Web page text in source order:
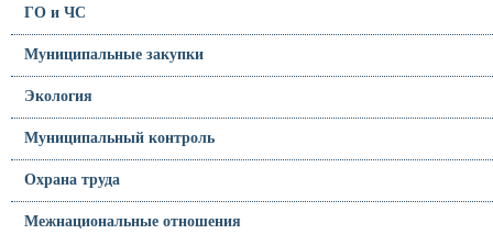
ГО и ЧС
Муниципальные закупки
Экология
Муниципальный контроль
Охрана труда
Межнациональные отношения